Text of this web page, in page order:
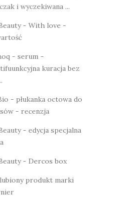
i wyczekiwana ...
- With love -
- serum -
kuracja bez
- płukanka octowa do
- recenzja
- edycja specjalna
- Dercos box
produkt marki